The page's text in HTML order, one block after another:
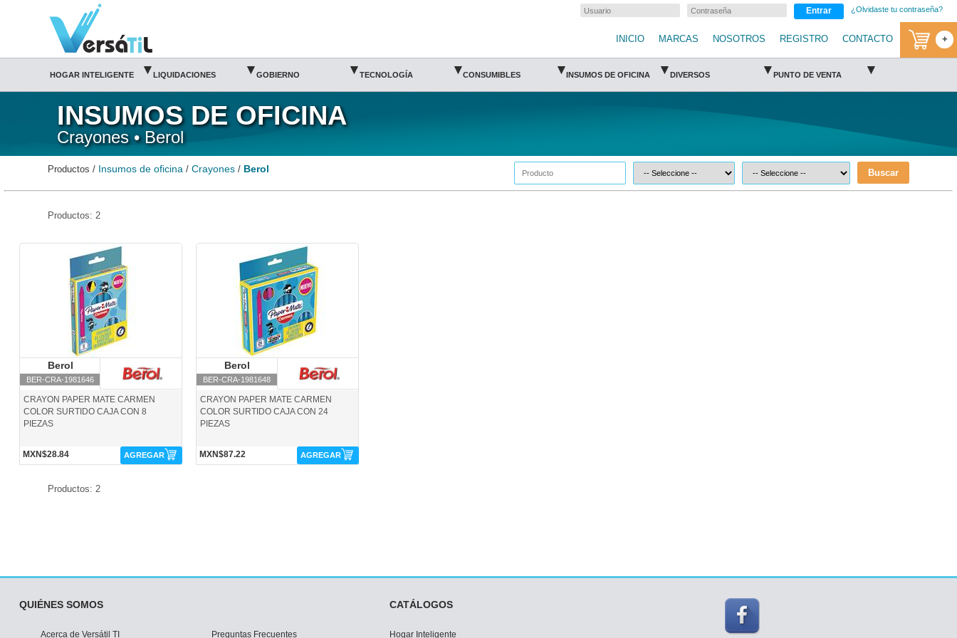
Berol/Crayones/Insumos de oficina|Versátil TI Entrar ¿Olvidaste tu contraseña?
INICIO MARCAS NOSOTROS REGISTRO CONTACTO +
HOGAR INTELIGENTE ▾ LIQUIDACIONES ▾ GOBIERNO ▾ TECNOLOGÍA ▾ CONSUMIBLES ▾ INSUMOS DE OFICINA ▾ DIVERSOS ▾ PUNTO DE VENTA ▾
INSUMOS DE OFICINA
Crayones • Berol
Productos / Insumos de oficina /Crayones / Berol Buscar
Productos: 2
BER-CRA-1981646-Berol
Berol
BER-CRA-1981646
CRAYON PAPER MATE CARMEN
COLOR SURTIDO CAJA CON 8
PIEZAS
MXN$28.84 AGREGAR
BER-CRA-1981648-Berol
Berol
BER-CRA-1981648
CRAYON PAPER MATE CARMEN
COLOR SURTIDO CAJA CON 24
PIEZAS
MXN$87.22 AGREGAR
Productos: 2
QUIÉNES SOMOS
Acerca de Versátil TI Preguntas Frecuentes
CATÁLOGOS
Hogar Inteligente